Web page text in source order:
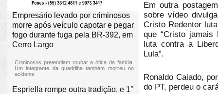
Empresário levado por criminosos
morre após veículo capotar e pegar
fogo durante fuga pela BR-392, em
Cerro Largo
Criminosos pretendiam roubar a ótica da família.
Um integrante da quadrilha também morreu no
acidente
Espriella rompe outra tradição, e 1°
Em outra
sobre vídeo
Cristo Redentor
que “Cristo jamais
luta contra a
Lula”.
Ronaldo Caiado,
do PT, perdeu o